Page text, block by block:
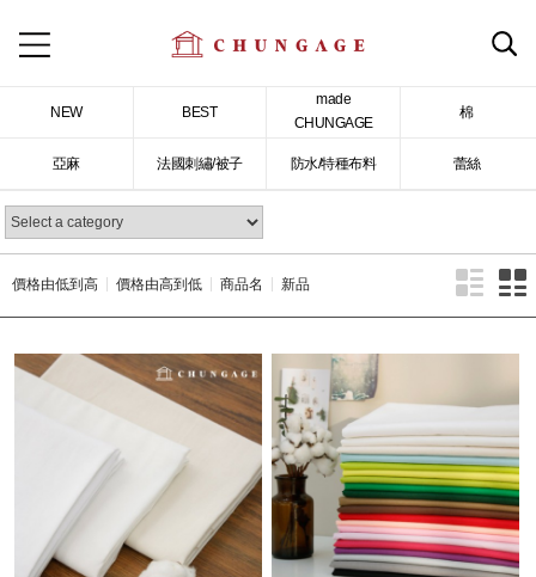
NEW BEST
made
CHUNGAGE
棉
亞麻 法國刺繡/被子 防水/特種布料 蕾絲
價格由低到高 價格由高到低 商品名 新品